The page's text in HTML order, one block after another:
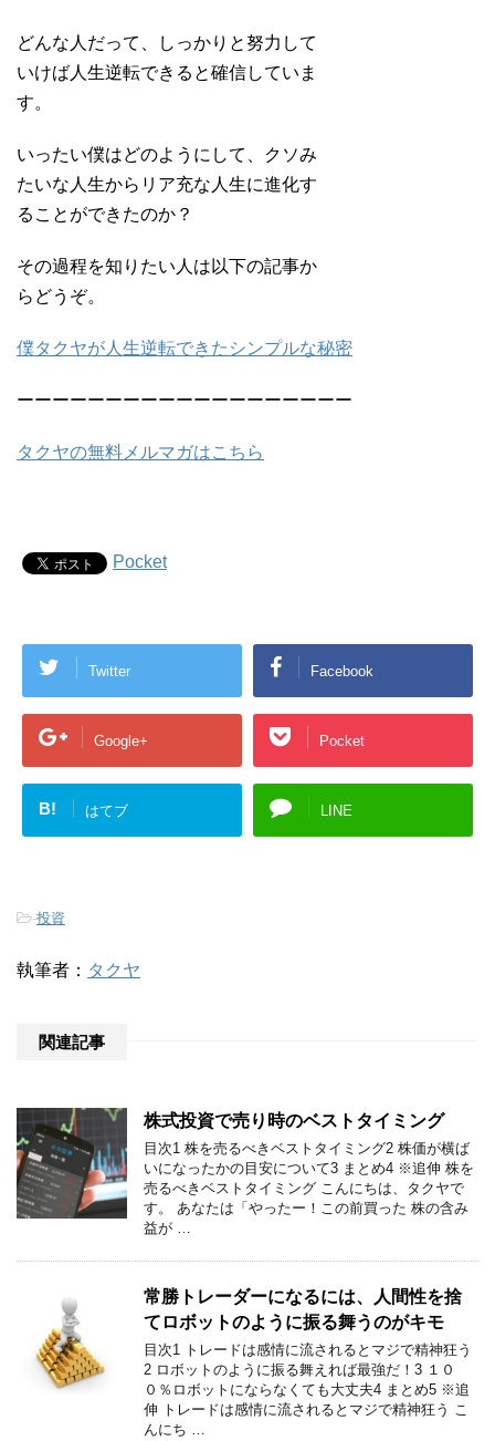
どんな人だって、しっかりと努力して
いけば人生逆転できると確信していま
す。
いったい僕はどのようにして、クソみ
たいな人生からリア充な人生に進化す
ることができたのか？
その過程を知りたい人は以下の記事か
らどうぞ。
僕タクヤが人生逆転できたシンプルな秘密
ーーーーーーーーーーーーーーーーーーー
タクヤの無料メルマガはこちら
Pocket
Twitter Facebook
Google+ Pocket
B! はてブ LINE
-投資
執筆者： タクヤ
関連記事
株式投資で売り時のベストタイミング
目次1 株を売るべきベストタイミング2 株価が横ば
いになったかの目安について3 まとめ4 ※追伸 株を
売るべきベストタイミング こんにちは、タクヤで
す。 あなたは「やったー！この前買った 株の含み
益が …
常勝トレーダーになるには、人間性を捨
てロボットのように振る舞うのがキモ
目次1 トレードは感情に流されるとマジで精神狂う
2 ロボットのように振る舞えれば最強だ！3 １０
０％ロボットにならなくても大丈夫4 まとめ5 ※追
伸 トレードは感情に流されるとマジで精神狂う こ
んにち …